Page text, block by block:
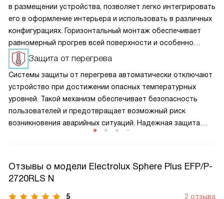
в размещении устройства, позволяет легко интегрировать
его в оформление интерьера и использовать в различных
конфигурациях. Горизонтальный монтаж обеспечивает
равномерный прогрев всей поверхности и особенно
актуален для помещений с широкими окнами или
большими окнами, где важно равномерное
распространение тепла. Простота расположения
помогает оптимально распределить тепло на полезную
площадь.
Защита от перегрева
Системы защиты от перегрева автоматически отключают
устройство при достижении опасных температурных
уровней. Такой механизм обеспечивает безопасность
пользователей и предотвращает возможный риск
возникновения аварийных ситуаций. Надежная защита
Отзывы о модели Electrolux Sphere Plus EFP/P-
2720RLS N
5 2 отзыва